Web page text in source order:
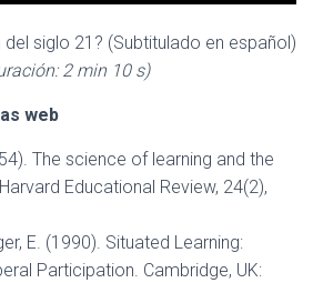
siglo 21? (Subtitulado en español)
2 min 10 s)
web
The science of learning and the
Educational Review, 24(2),
E. (1990). Situated Learning:
Participation. Cambridge, UK: